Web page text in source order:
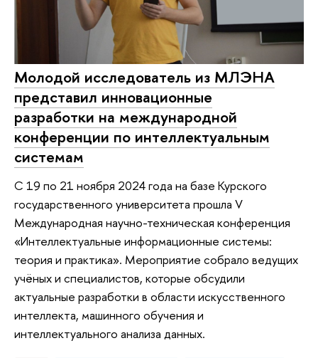
Молодой исследователь из МЛЭНА
представил инновационные
разработки на международной
конференции по интеллектуальным
системам
С 19 по 21 ноября 2024 года на базе Курского
государственного университета прошла V
Международная научно-техническая конференция
«Интеллектуальные информационные системы:
теория и практика». Мероприятие собрало ведущих
учёных и специалистов, которые обсудили
актуальные разработки в области искусственного
интеллекта, машинного обучения и
интеллектуального анализа данных.